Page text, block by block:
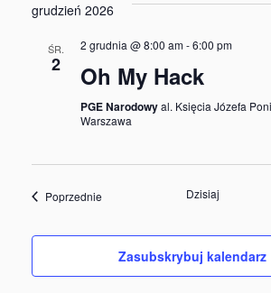
grudzień 2026
ŚR.
2
2 grudnia @ 8:00 am-6:00 pm
Oh My Hack
PGE Narodowyal. Księcia Józefa
Warszawa
PoprzednieWydarzenia Dzisiaj
Zasubskrybuj kalendarz